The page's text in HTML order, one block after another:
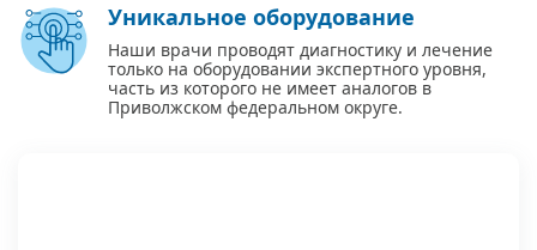
Уникальное оборудование
Наши врачи проводят диагностику и лечение
только на оборудовании экспертного уровня,
часть из которого не имеет аналогов в
Приволжском федеральном округе.